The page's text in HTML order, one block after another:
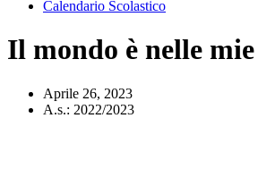
Calendario Scolastico
Il mondo è nelle
Aprile 26, 2023
A.s.: 2022/2023